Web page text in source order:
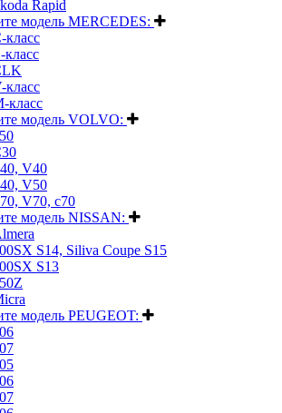
Rapid
модель MERCEDES:
класс
класс
класс
класс
модель VOLVO:
V40
V50
V70, c70
модель NISSAN:
S14, Siliva Coupe S15
S13
модель PEUGEOT: